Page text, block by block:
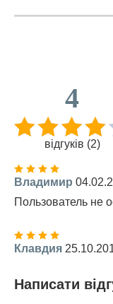
4
відгуків (2)
Владимир
Пользователь не
Клавдия
Написати